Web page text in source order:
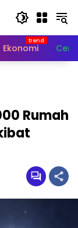
Ekonomi
Rumah